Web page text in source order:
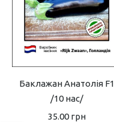
Баклажан Анатолія F1
/10 нас/
35.00 грн